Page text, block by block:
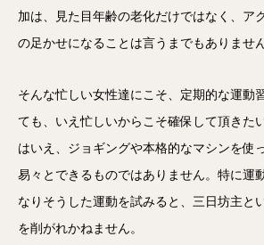
加は、見た目年齢の老化だけではなく、ア
の足かせになることは言うまでもありません
そんな忙しい女性達にこそ、定期的な運動
ても、いえ忙しいからこそ確保して頂きた
はいえ、ジョギングや本格的なマシンを使
易々とできるものではありません。特に運
なりそうした運動を試みると、三日坊主と
を削がれかねません。